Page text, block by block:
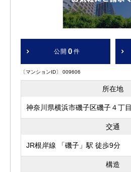
公開 0 件
〔マンションID〕 009606
所在地
神奈川県横浜市磯子区磯子４丁目
交通
JR根岸線 「磯子」駅 徒歩9分
構造